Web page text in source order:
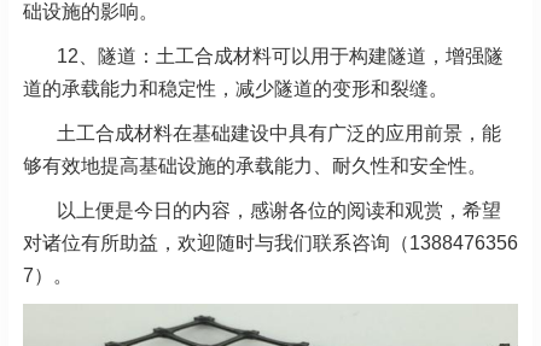
础设施的影响。
12、隧道：土工合成材料可以用于构建隧道，增强隧
道的承载能力和稳定性，减少隧道的变形和裂缝。
土工合成材料在基础建设中具有广泛的应用前景，能
够有效地提高基础设施的承载能力、耐久性和安全性。
以上便是今日的内容，感谢各位的阅读和观赏，希望
对诸位有所助益，欢迎随时与我们联系咨询（1388476356
7）。